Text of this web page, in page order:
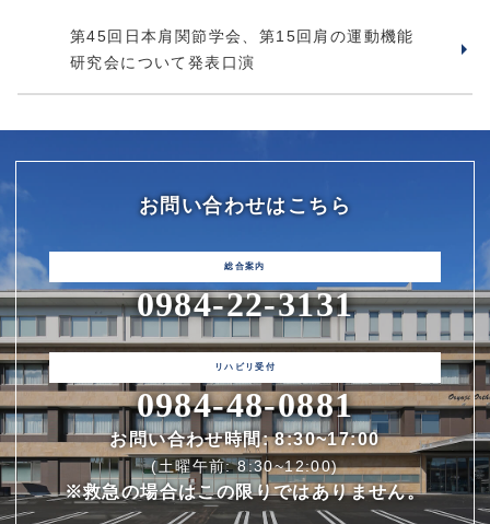
第45回日本肩関節学会、第15回肩の運動機能
研究会について発表口演
お問い合わせはこちら
0984-22-3131
0984-48-0881
お問い合わせ時間: 8:30~17:00
(土曜午前: 8:30~12:00)
※救急の場合はこの限りではありません。